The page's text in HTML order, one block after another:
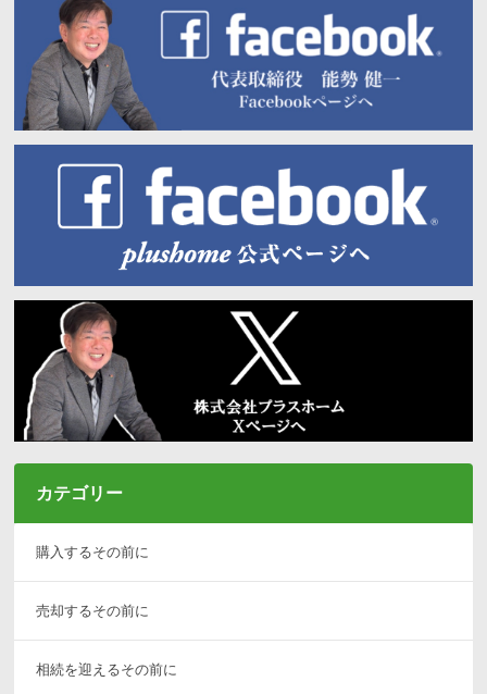
カテゴリー
購入するその前に
売却するその前に
相続を迎えるその前に